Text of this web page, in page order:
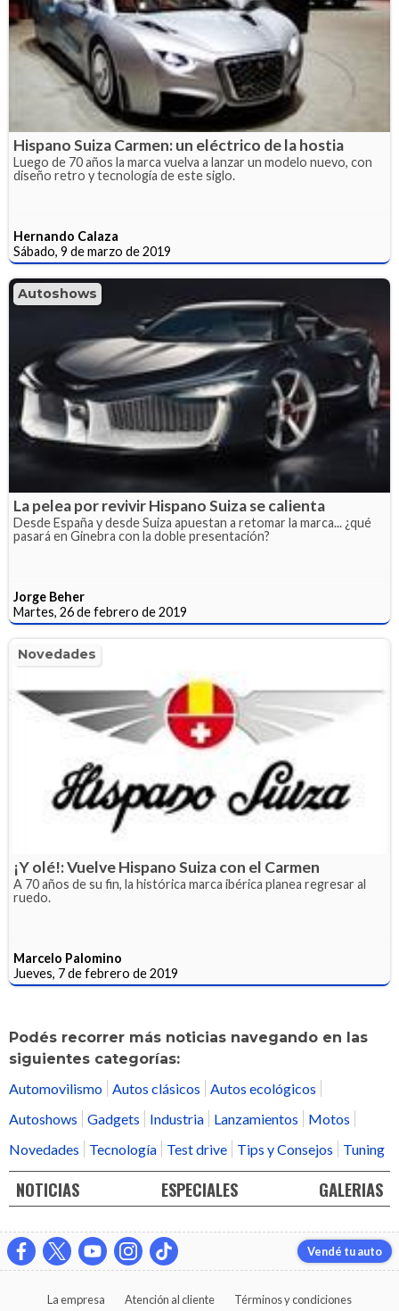
Hispano Suiza Carmen: un eléctrico de la hostia
Luego de 70 años la marca vuelva a lanzar un modelo nuevo, con
diseño retro y tecnología de este siglo.
Hernando Calaza
Sábado, 9 de marzo de 2019
Autoshows
La pelea por revivir Hispano Suiza se calienta
Desde España y desde Suiza apuestan a retomar la marca... ¿qué
pasará en Ginebra con la doble presentación?
Jorge Beher
Martes, 26 de febrero de 2019
Novedades
¡Y olé!: Vuelve Hispano Suiza con el Carmen
A 70 años de su fin, la histórica marca ibérica planea regresar al
ruedo.
Marcelo Palomino
Jueves, 7 de febrero de 2019
Podés recorrer más noticias navegando en las
siguientes categorías:
Automovilismo Autos clásicos
Autos ecológicos
Autoshows
Gadgets Industria Lanzamientos
Motos
Novedades
Tecnología Test drive Tips y Consejos Tuning
NOTICIAS ESPECIALES GALERIAS
Vendé tu auto
La empresa Atención al cliente Términos y condiciones